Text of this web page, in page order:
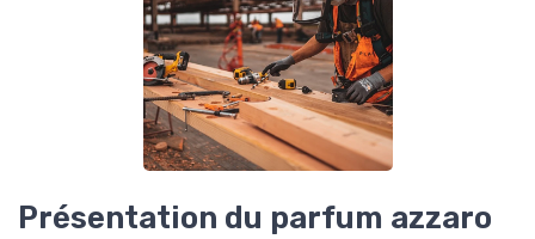
Présentation du parfum azzaro